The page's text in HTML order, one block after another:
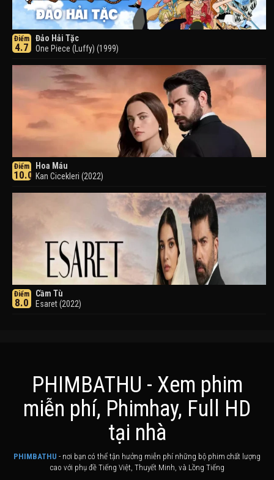
Điểm
4.7
Đảo Hải Tặc
One Piece (Luffy) (1999)
Điểm
10.0
Hoa Máu
Kan Cicekleri (2022)
Điểm
8.0
Cầm Tù
Esaret (2022)
Khuyển Dạ Xoa
PHIMBATHU - Xem phim
miễn phí, Phimhay, Full HD
tại nhà
PHIMBATHU - nơi bạn có thể tận hưởng miễn phí những bộ phim chất lượng
cao với phụ đề Tiếng Việt, Thuyết Minh, và Lồng Tiếng